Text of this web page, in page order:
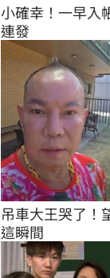
小確幸！一早入
連發
吊車大王哭了！
這瞬間